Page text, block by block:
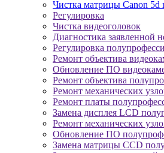
Чистка матрицы Canon 5d
Регулировка
Чистка видеоголовок
Диагностика заявленной
Регулировка
Ремонт объектива
Обновление ПО
Ремонт объектива
Ремонт механических
Ремонт платы
Замена дисплея LCD
Ремонт механических
Обновление ПО
Замена матрицы CCD